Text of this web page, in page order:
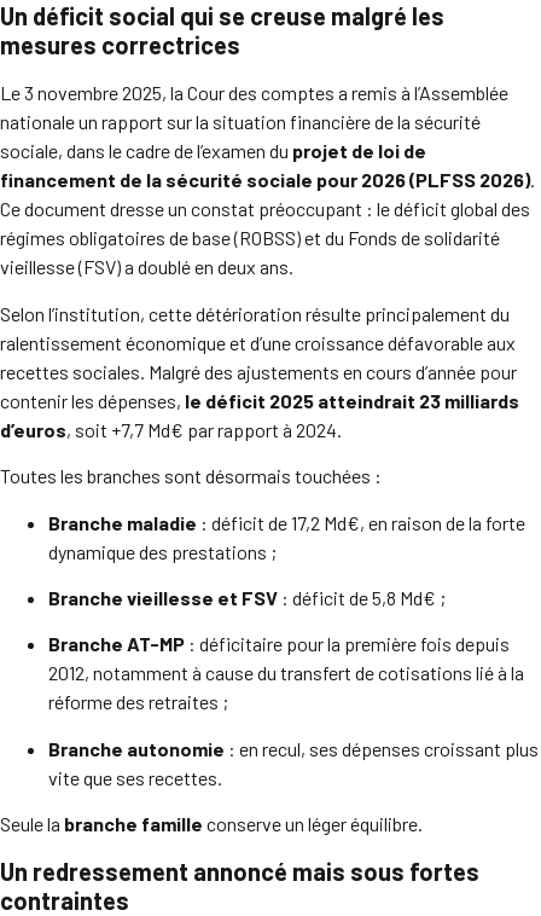
Un déficit social qui se creuse malgré les
mesures correctrices
Le 3 novembre 2025, la Cour des comptes a remis à l’Assemblée
nationale un rapport sur la situation financière de la sécurité
sociale, dans le cadre de l’examen du projet de loi de
financement de la sécurité sociale pour 2026 (PLFSS 2026).
Ce document dresse un constat préoccupant : le déficit global des
régimes obligatoires de base (ROBSS) et du Fonds de solidarité
vieillesse (FSV) a doublé en deux ans.
Selon l’institution, cette détérioration résulte principalement du
ralentissement économique et d’une croissance défavorable aux
recettes sociales. Malgré des ajustements en cours d’année pour
contenir les dépenses, le déficit 2025 atteindrait 23 milliards
d’euros, soit +7,7 Md€ par rapport à 2024.
Toutes les branches sont désormais touchées :
Branche maladie : déficit de 17,2 Md€, en raison de la forte
dynamique des prestations ;
Branche vieillesse et FSV : déficit de 5,8 Md€ ;
Branche AT-MP : déficitaire pour la première fois depuis
2012, notamment à cause du transfert de cotisations lié à la
réforme des retraites ;
Branche autonomie : en recul, ses dépenses croissant plus
vite que ses recettes.
Seule la branche famille conserve un léger équilibre.
Un redressement annoncé mais sous fortes
contraintes